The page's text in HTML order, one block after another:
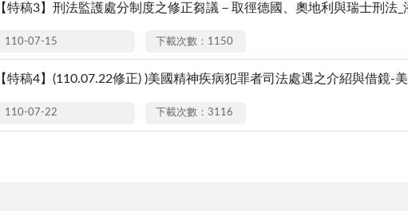
【特稿3】刑法監護處分制度之修正芻議－取徑德國、奧地利與瑞士刑法
110-07-15 下載次數：1150
【特稿4】(110.07.22修正) )美國精神疾病犯罪者司法處遇之介紹與借鏡-
110-07-22 下載次數：3116